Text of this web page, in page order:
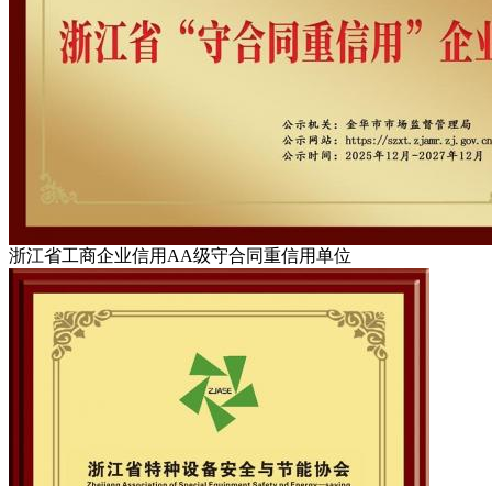
浙江省工商企业信用AA级守合同重信用单位